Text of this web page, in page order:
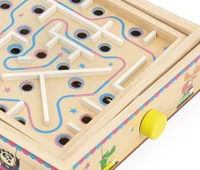
JOUETS D'ÉVEIL
JOUETS D'IMITATION
IMAGINATION
PLEIN AIR